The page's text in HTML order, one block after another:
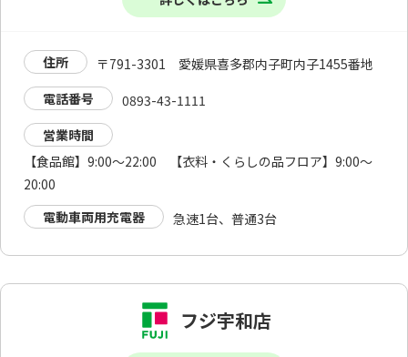
住所
〒791-3301 愛媛県喜多郡内子町内子1455番地
電話番号
0893-43-1111
営業時間
【食品館】9:00～22:00 【衣料・くらしの品フロア】9:00～
20:00
電動車両用充電器
急速1台、普通3台
フジ宇和店